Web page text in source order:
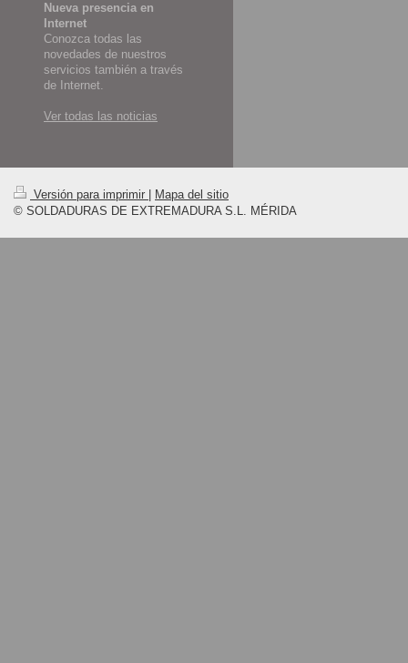
Nueva presencia en
Internet
Conozca todas las
novedades de nuestros
servicios también a través
de Internet.
Ver todas las noticias
Versión para imprimir
Mapa del sitio
© SOLDADURAS DE EXTREMADURA S.L. MÉRIDA